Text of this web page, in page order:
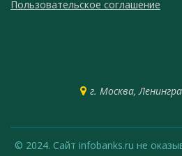
Пользовательское соглашение
г. Москва,
© 2024. Сайт infobanks.ru не